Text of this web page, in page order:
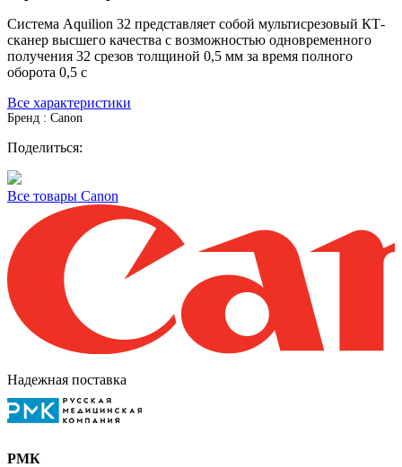
Система Aquilion 32 представляет собой мультисрезовый КТ-
сканер высшего качества с возможностью одновременного
получения 32 срезов толщиной 0,5 мм за время полного
оборота 0,5 с
Все характеристики
Бренд : Canon
Поделиться:
Все товары Canon
Надежная поставка
РМК